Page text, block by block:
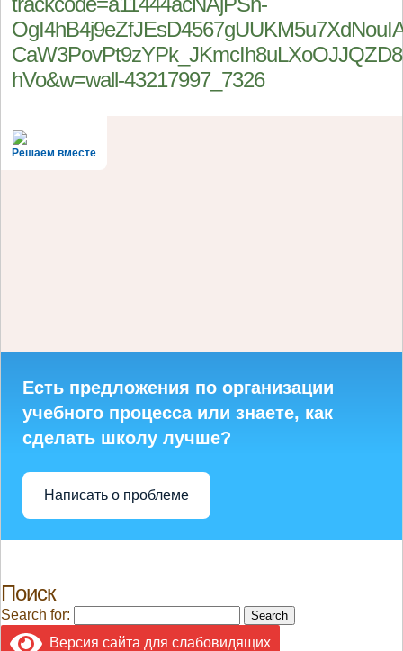
hVo&w=wall-43217997_7326
Решаем вместе
Есть предложения по организации
учебного процесса или знаете, как
сделать школу лучше?
Написать о проблеме
Поиск
Search for:
Версия сайта для слабовидящих